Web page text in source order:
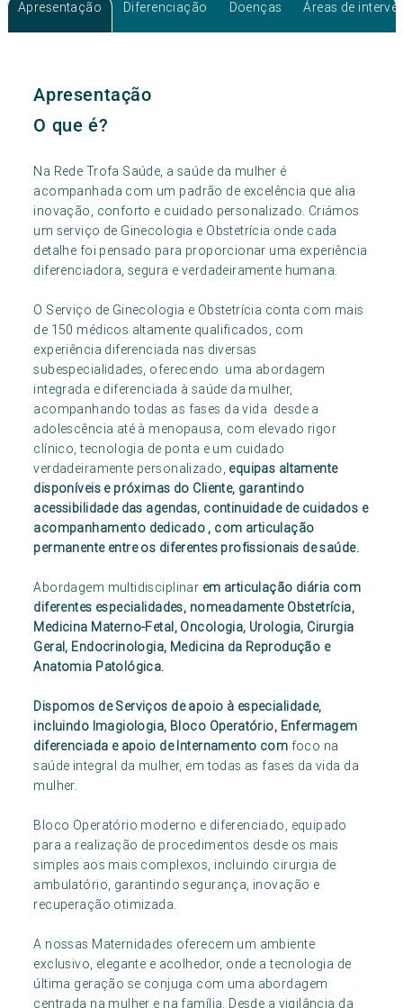
Apresentação Diferenciação Doenças Áreas de
Apresentação
O que é?
Na Rede Trofa Saúde, a saúde da mulher é
acompanhada com um padrão de excelência que alia
inovação, conforto e cuidado personalizado. Criámos
um serviço de Ginecologia e Obstetrícia onde cada
detalhe foi pensado para proporcionar uma experiência
diferenciadora, segura e verdadeiramente humana.
O Serviço de Ginecologia e Obstetrícia conta com mais
de 150 médicos altamente qualificados, com
experiência diferenciada nas diversas
subespecialidades, oferecendo uma abordagem
integrada e diferenciada à saúde da mulher,
acompanhando todas as fases da vida desde a
adolescência até à menopausa, com elevado rigor
clínico, tecnologia de ponta e um cuidado
verdadeiramente personalizado, equipas altamente
disponíveis e próximas do Cliente, garantindo
acessibilidade das agendas, continuidade de cuidados e
acompanhamento dedicado , com articulação
permanente entre os diferentes profissionais de saúde.
Abordagem multidisciplinar em articulação diária com
diferentes especialidades, nomeadamente Obstetrícia,
Medicina Materno-Fetal, Oncologia, Urologia, Cirurgia
Geral, Endocrinologia, Medicina da Reprodução e
Anatomia Patológica.
Dispomos de Serviços de apoio à especialidade,
incluindo Imagiologia, Bloco Operatório, Enfermagem
diferenciada e apoio de Internamento com foco na
saúde integral da mulher, em todas as fases da vida da
mulher.
Bloco Operatório moderno e diferenciado, equipado
para a realização de procedimentos desde os mais
simples aos mais complexos, incluindo cirurgia de
ambulatório, garantindo segurança, inovação e
recuperação otimizada.
A nossas Maternidades oferecem um ambiente
exclusivo, elegante e acolhedor, onde a tecnologia de
última geração se conjuga com uma abordagem
centrada na mulher e na família. Desde a vigilância da